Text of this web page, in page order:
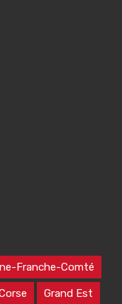
Franche-Comté
Grand Est